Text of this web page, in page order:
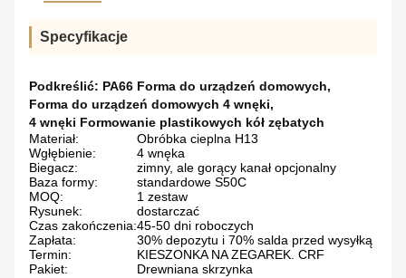
Specyfikacje
Podkreślić: PA66 Forma do urządzeń domowych,
Forma do urządzeń domowych 4 wnęki,
4 wnęki Formowanie plastikowych kół zębatych
Materiał:
Obróbka cieplna H13
Wgłębienie:
4 wnęka
Biegacz:
zimny, ale gorący kanał opcjonalny
Baza formy:
standardowe S50C
MOQ:
1 zestaw
Rysunek:
dostarczać
Czas zakończenia:45-50 dni roboczych
Zapłata:
30% depozytu i 70% salda przed wysyłką
Termin:
KIESZONKA NA ZEGAREK. CRF
Pakiet:
Drewniana skrzynka